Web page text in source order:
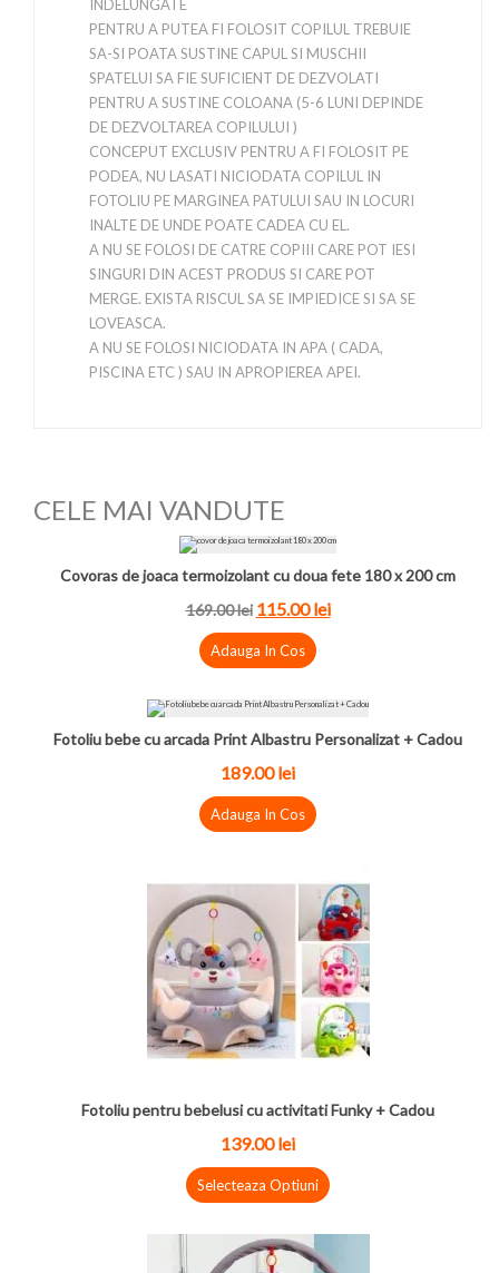
INDELUNGATE
PENTRU A PUTEA FI FOLOSIT COPILUL TREBUIE
SA-SI POATA SUSTINE CAPUL SI MUSCHII
SPATELUI SA FIE SUFICIENT DE DEZVOLATI
PENTRU A SUSTINE COLOANA (5-6 LUNI DEPINDE
DE DEZVOLTAREA COPILULUI )
CONCEPUT EXCLUSIV PENTRU A FI FOLOSIT PE
PODEA, NU LASATI NICIODATA COPILUL IN
FOTOLIU PE MARGINEA PATULUI SAU IN LOCURI
INALTE DE UNDE POATE CADEA CU EL.
A NU SE FOLOSI DE CATRE COPIII CARE POT IESI
SINGURI DIN ACEST PRODUS SI CARE POT
MERGE. EXISTA RISCUL SA SE IMPIEDICE SI SA SE
LOVEASCA.
A NU SE FOLOSI NICIODATA IN APA ( CADA,
PISCINA ETC ) SAU IN APROPIEREA APEI.
CELE MAI VANDUTE
Covoras de joaca termoizolant cu doua fete 180 x 200 cm
169.00 lei 115.00 lei
Adauga In Cos
Fotoliu bebe cu arcada Print Albastru Personalizat + Cadou
189.00 lei
Adauga In Cos
Fotoliu pentru bebelusi cu activitati Funky + Cadou
139.00 lei
Selecteaza Optiuni